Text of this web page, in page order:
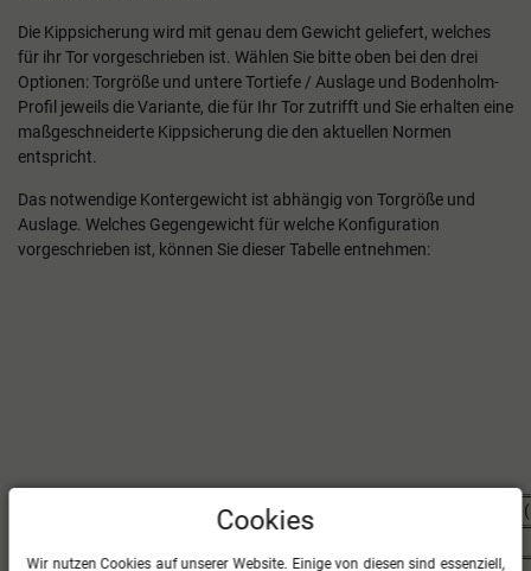
Die Kippsicherung wird mit genau dem Gewicht geliefert, welches
für ihr Tor vorgeschrieben ist. Wählen Sie bitte oben bei den drei
Optionen: Torgröße und untere Tortiefe / Auslage und Bodenholm-
Profil jeweils die Variante, die für Ihr Tor zutrifft und Sie erhalten eine
maßgeschneiderte Kippsicherung die den aktuellen Normen
entspricht.
Das notwendige Kontergewicht ist abhängig von Torgröße und
Auslage. Welches Gegengewicht für welche Konfiguration
vorgeschrieben ist, können Sie dieser Tabelle entnehmen:
Kontergewicht
Cookies
Wir nutzen Cookies auf unserer Website. Einige von diesen sind essenziell,